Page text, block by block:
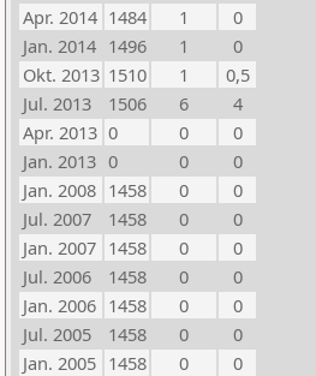
Apr. 2014 1484 1
0
Jan. 2014 1496 1
0
Okt. 2013 1510 1
0,5
Jul. 2013
1506 6
4
Apr. 2013 0 0
0
Jan. 2013 0 0
0
Jan. 2008 1458 0
0
Jul. 2007
1458 0
0
Jan. 2007 1458 0
0
Jul. 2006
1458 0
0
Jan. 2006 1458 0
0
Jul. 2005
1458 0
0
Jan. 2005 1458 0
0